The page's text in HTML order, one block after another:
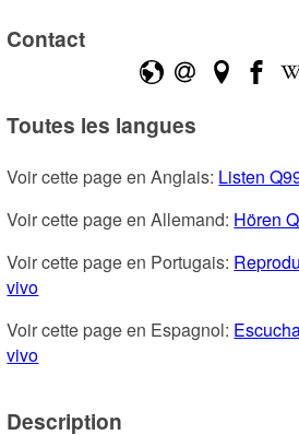
Contact
Toutes les langues
Voir cette page en Anglais: Listen
Voir cette page en Allemand: Hören
Voir cette page en Portugais:
vivo
Voir cette page en Espagnol:
vivo
Description